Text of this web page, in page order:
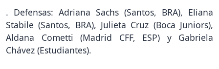
. Defensas: Adriana Sachs (Santos, BRA), Eliana
Stabile (Santos, BRA), Julieta Cruz (Boca Juniors),
Aldana Cometti (Madrid CFF, ESP) y Gabriela
Chávez (Estudiantes).